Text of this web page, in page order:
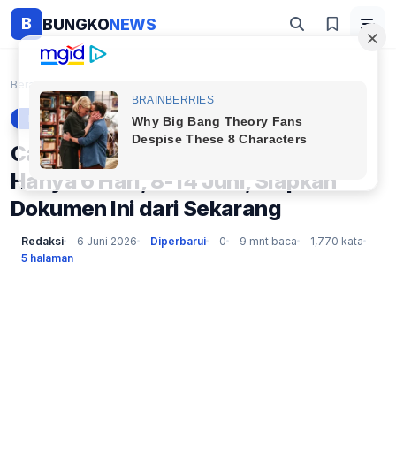
B BUNGKONEWS
Beranda
BERITA
Catat! Pendaftaran PPPK 2026
Hanya 6 Hari, 8-14 Juni, Siapkan
Dokumen Ini dari Sekarang
Redaksi 6 Juni 2026 Diperbarui 0 9 mnt baca
1,770 kata
5 halaman